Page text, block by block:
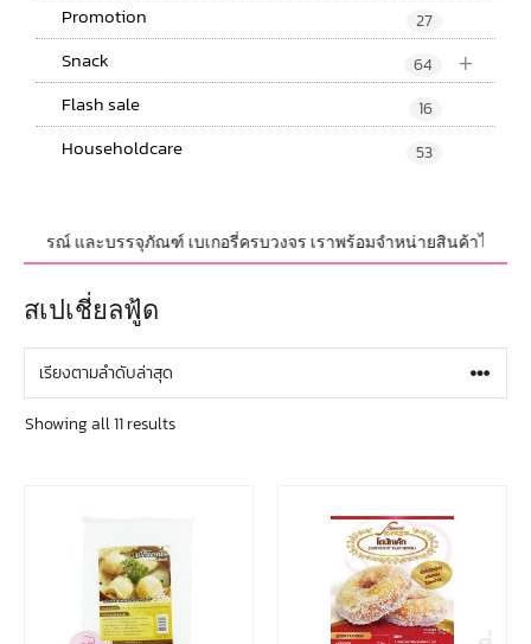
Promotion 27
+
Snack 64
Flash sale 16
Householdcare 53
ปกรณ์ และบรรจุภัณฑ์ เบเกอรี่ครบวงจร เราพร้อมจำหน่ายสินค้าไม่จำกั
สเปเชี่ยลฟู้ด
Showing all 11 results